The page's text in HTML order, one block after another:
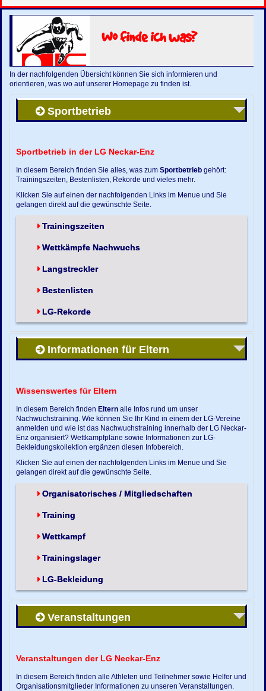
Wo finde ich was?
In der nachfolgenden Übersicht können Sie sich informieren und
orientieren, was wo auf unserer Homepage zu finden ist.
Sportbetrieb
Sportbetrieb in der LG Neckar-Enz
In diesem Bereich finden Sie alles, was zumSportbetrieb gehört:
Trainingszeiten, Bestenlisten, Rekorde und vieles mehr.
Klicken Sie auf einen der nachfolgenden Links im Menue und Sie
gelangen direkt auf die gewünschte Seite.
Trainingszeiten
Wettkämpfe Nachwuchs
Langstreckler
Bestenlisten
LG-Rekorde
Informationen für Eltern
Wissenswertes für Eltern
In diesem Bereich finden Eltern alle Infos rund um unser
Nachwuchstraining. Wie können Sie Ihr Kind in einem der LG-Vereine
anmelden und wie ist das Nachwuchstraining innerhalb der LG Neckar-
Enz organisiert? Wettkampfpläne sowie Informationen zur LG-
Bekleidungskollektion ergänzen diesen Infobereich.
Klicken Sie auf einen der nachfolgenden Links im Menue und Sie
gelangen direkt auf die gewünschte Seite.
Organisatorisches / Mitgliedschaften
Training
Wettkampf
Trainingslager
LG-Bekleidung
Veranstaltungen
Veranstaltungen der LG Neckar-Enz
In diesem Bereich finden alle Athleten und Teilnehmer sowie Helfer und
Organisationsmitglieder Informationen zu unseren Veranstaltungen.